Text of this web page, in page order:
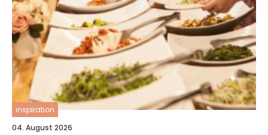
inspiration
04. August 2026